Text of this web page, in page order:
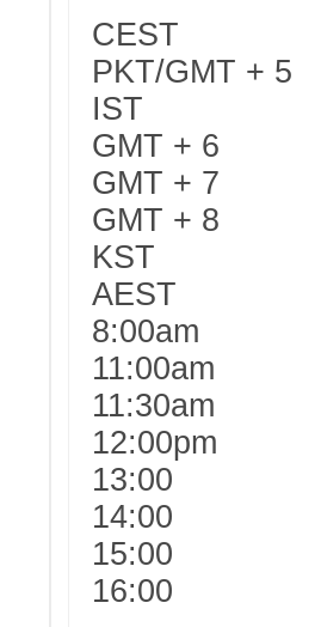
CEST
PKT/GMT + 5
IST
GMT + 6
GMT + 7
GMT + 8
KST
AEST
8:00am
11:00am
11:30am
12:00pm
13:00
14:00
15:00
16:00